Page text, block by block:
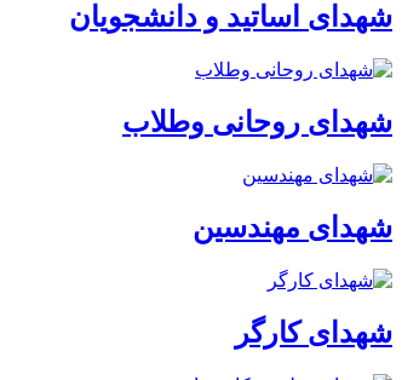
شهدای اساتید و دانشجویان
شهدای روحانی وطلاب
شهدای مهندسین
شهدای کارگر